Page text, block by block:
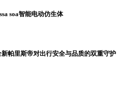
soa智能电动仿生体
帕里斯帝对出行安全与品质的双重守护